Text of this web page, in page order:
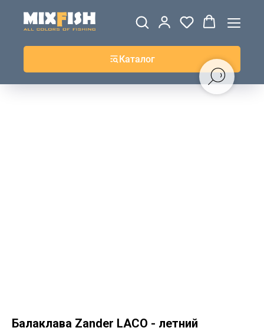
Каталог
ШАПКИ
ДЖЕРСИ
ВЕТРОВКИ И
ТОЛСТОВКИ
ЖИЛЕТКИ
Балаклава Zander LACO - летний